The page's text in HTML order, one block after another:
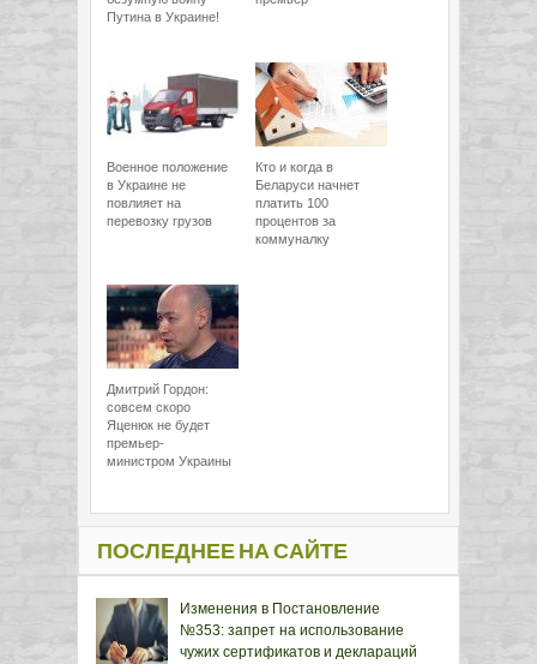
Путина в Украине!
Военное положение
в Украине не
повлияет на
перевозку грузов
Кто и когда в
Беларуси начнет
платить 100
процентов за
коммуналку
Дмитрий Гордон:
совсем скоро
Яценюк не будет
премьер-
министром Украины
ПОСЛЕДНЕЕ НА САЙТЕ
Изменения в Постановление
№353: запрет на использование
чужих сертификатов и деклараций